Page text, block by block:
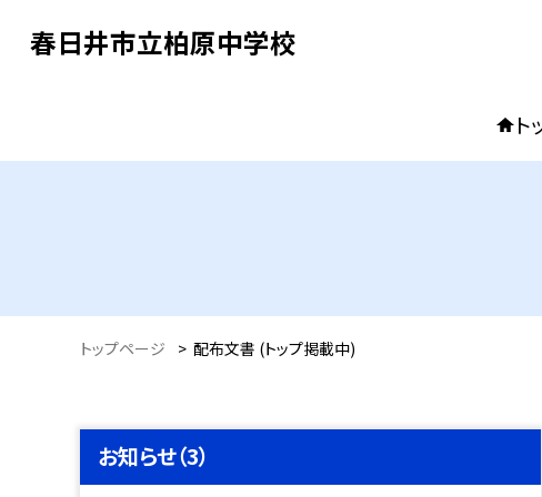
春日井市立柏原中学校
ト
トップページ > 配布文書 (トップ掲載中)
お知らせ（3）